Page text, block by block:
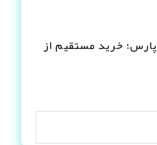
خرید مستقیم از